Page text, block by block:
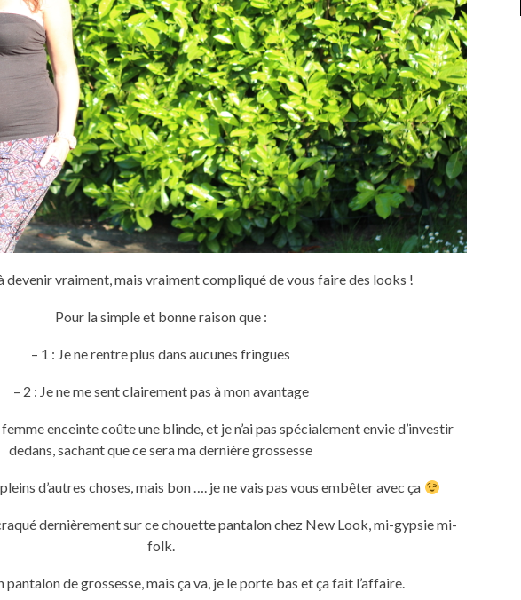
devenir vraiment, mais vraiment compliqué de vous faire des looks !
Pour la simple et bonne raison que :
– 1 : Je ne rentre plus dans aucunes fringues
– 2 : Je ne me sent clairement pas à mon avantage
enceinte coûte une blinde, et je n’ai pas spécialement envie d’investir
dedans, sachant que ce sera ma dernière grossesse
d’autres choses, mais bon …. je ne vais pas vous embêter avec ça
dernièrement sur ce chouette pantalon chez New Look, mi-gypsie mi-
folk.
pantalon de grossesse, mais ça va, je le porte bas et ça fait l’affaire.